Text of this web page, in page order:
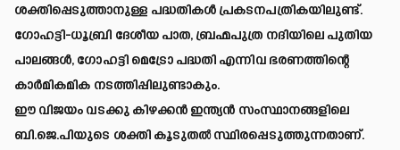
ശക്തിപ്പെടുത്താനുള്ള പദ്ധതികൾ പ്രകടനപത്രികയിലുണ്ട്.
ഗോഹട്ടി-ധൂബ്രി ദേശീയ പാത, ബ്രഹ്മപുത്ര നദിയിലെ പുതിയ
പാലങ്ങൾ, ഗോഹട്ടി മെട്രോ പദ്ധതി എന്നിവ ഭരണത്തിന്റെ
കാർമികമിക നടത്തിപ്പിലുണ്ടാകും.
ഈ വിജയം വടക്കു കിഴക്കൻ ഇന്ത്യൻ സംസ്ഥാനങ്ങളിലെ
ബി.ജെ.പിയുടെ ശക്തി കൂടുതൽ സ്ഥിരപ്പെടുത്തുന്നതാണ്.